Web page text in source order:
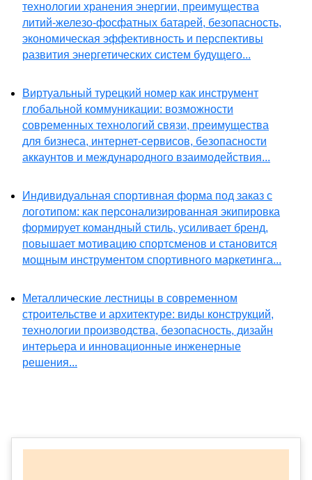
технологии хранения энергии, преимущества
литий-железо-фосфатных батарей, безопасность,
экономическая эффективность и перспективы
развития энергетических систем будущего...
Виртуальный турецкий номер как инструмент
глобальной коммуникации: возможности
современных технологий связи, преимущества
для бизнеса, интернет-сервисов, безопасности
аккаунтов и международного взаимодействия...
Индивидуальная спортивная форма под заказ с
логотипом: как персонализированная экипировка
формирует командный стиль, усиливает бренд,
повышает мотивацию спортсменов и становится
мощным инструментом спортивного маркетинга...
Металлические лестницы в современном
строительстве и архитектуре: виды конструкций,
технологии производства, безопасность, дизайн
интерьера и инновационные инженерные
решения...